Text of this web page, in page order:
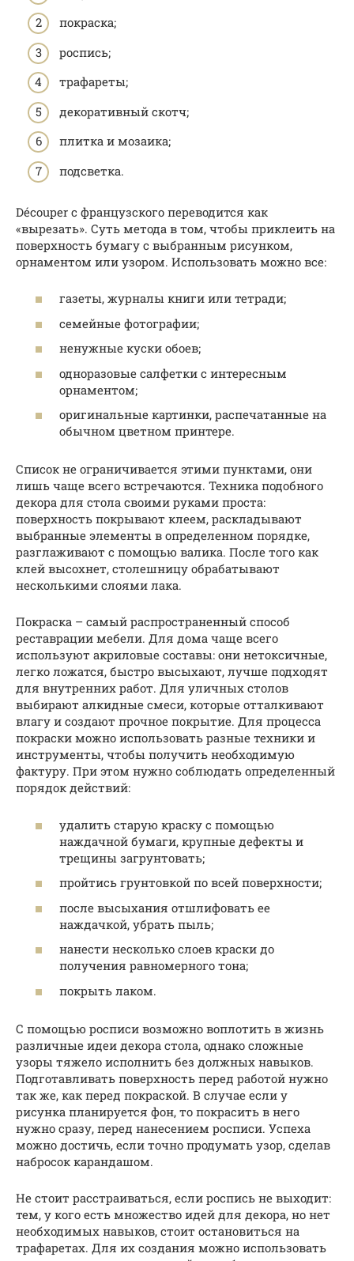
покраска;
роспись;
трафареты;
декоративный скотч;
плитка и мозаика;
подсветка.
Découper с французского переводится как
«вырезать». Суть метода в том, чтобы приклеить на
поверхность бумагу с выбранным рисунком,
орнаментом или узором. Использовать можно все:
газеты, журналы книги или тетради;
семейные фотографии;
ненужные куски обоев;
одноразовые салфетки с интересным
орнаментом;
оригинальные картинки, распечатанные на
обычном цветном принтере.
Список не ограничивается этими пунктами, они
лишь чаще всего встречаются. Техника подобного
декора для стола своими руками проста:
поверхность покрывают клеем, раскладывают
выбранные элементы в определенном порядке,
разглаживают с помощью валика. После того как
клей высохнет, столешницу обрабатывают
несколькими слоями лака.
Покраска – самый распространенный способ
реставрации мебели. Для дома чаще всего
используют акриловые составы: они нетоксичные,
легко ложатся, быстро высыхают, лучше подходят
для внутренних работ. Для уличных столов
выбирают алкидные смеси, которые отталкивают
влагу и создают прочное покрытие. Для процесса
покраски можно использовать разные техники и
инструменты, чтобы получить необходимую
фактуру. При этом нужно соблюдать определенный
порядок действий:
удалить старую краску с помощью
наждачной бумаги, крупные дефекты и
трещины загрунтовать;
пройтись грунтовкой по всей поверхности;
после высыхания отшлифовать ее
наждачкой, убрать пыль;
нанести несколько слоев краски до
получения равномерного тона;
покрыть лаком.
С помощью росписи возможно воплотить в жизнь
различные идеи декора стола, однако сложные
узоры тяжело исполнить без должных навыков.
Подготавливать поверхность перед работой нужно
так же, как перед покраской. В случае если у
рисунка планируется фон, то покрасить в него
нужно сразу, перед нанесением росписи. Успеха
можно достичь, если точно продумать узор, сделав
набросок карандашом.
Не стоит расстраиваться, если роспись не выходит:
тем, у кого есть множество идей для декора, но нет
необходимых навыков, стоит остановиться на
трафаретах. Для их создания можно использовать